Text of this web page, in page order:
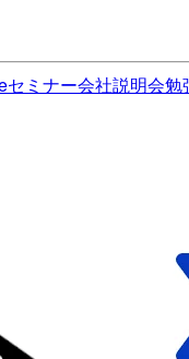
セミナー会社説明会勉